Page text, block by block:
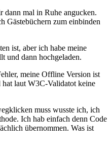
dann mal in Ruhe angucken.
Gästebüchern zum einbinden
ist, aber ich habe meine
und dann hochgeladen.
meine Offline Version ist
hat laut W3C-Validatot keine
muss wusste ich, ich
Ich hab einfach denn Code
übernommen. Was ist